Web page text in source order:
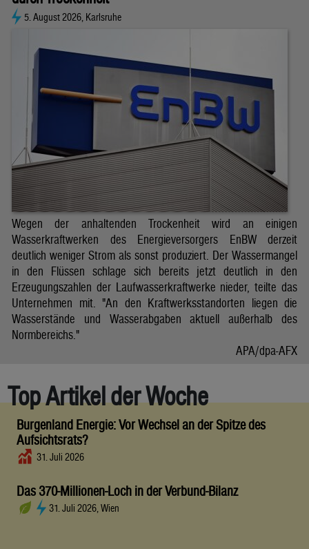
5. August 2026, Karlsruhe
Wegen der anhaltenden Trockenheit wird an einigen
Wasserkraftwerken des Energieversorgers EnBW derzeit
deutlich weniger Strom als sonst produziert. Der Wassermangel
in den Flüssen schlage sich bereits jetzt deutlich in den
Erzeugungszahlen der Laufwasserkraftwerke nieder, teilte das
Unternehmen mit. "An den Kraftwerksstandorten liegen die
Wasserstände und Wasserabgaben aktuell außerhalb des
Normbereichs."
APA/dpa-AFX
Top Artikel der Woche
Burgenland Energie: Vor Wechsel an der Spitze des
Aufsichtsrats?
31. Juli 2026
Das 370-Millionen-Loch in der Verbund-Bilanz
31. Juli 2026, Wien